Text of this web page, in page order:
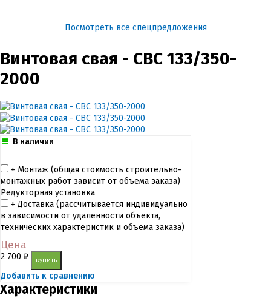
Посмотреть все спецпредложения
Винтовая свая - СВС 133/350-
2000
В наличии
+ Монтаж (общая cтоимость строительно-
монтажных работ зависит от объема заказа)
Редукторная установка
+ Доставка (рассчитывается индивидуально
в зависимости от удаленности объекта,
технических характеристик и объема заказа)
Цена
2 700 ₽ КУПИТЬ
Добавить к сравнению
Характеристики